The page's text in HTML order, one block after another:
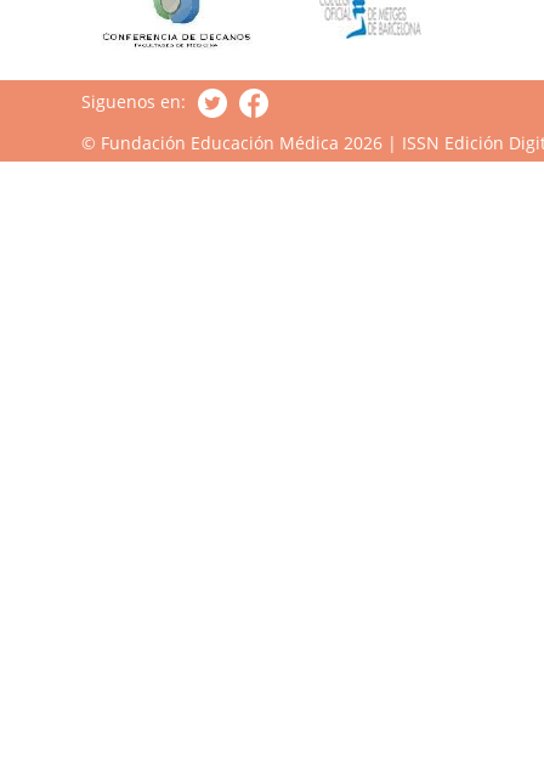
Siguenos en:
© Fundación Educación Médica 2026 | ISSN Edición